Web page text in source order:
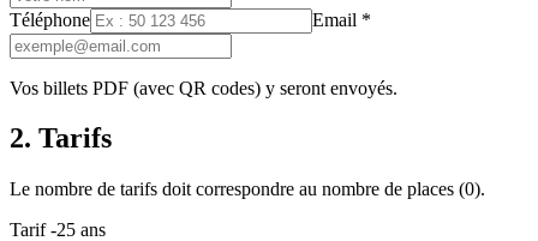
Téléphone Email *
Vos billets PDF (avec QR codes) y seront envoyés.
2. Tarifs
Le nombre de tarifs doit correspondre au nombre de places (0).
Tarif -25 ans